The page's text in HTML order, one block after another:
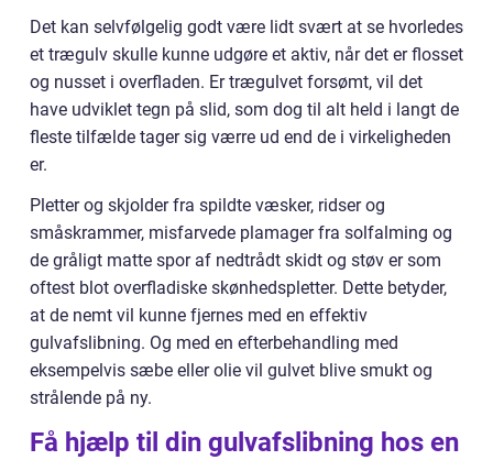
Det kan selvfølgelig godt være lidt svært at se hvorledes
et trægulv skulle kunne udgøre et aktiv, når det er flosset
og nusset i overfladen. Er trægulvet forsømt, vil det
have udviklet tegn på slid, som dog til alt held i langt de
fleste tilfælde tager sig værre ud end de i virkeligheden
er.
Pletter og skjolder fra spildte væsker, ridser og
småskrammer, misfarvede plamager fra solfalming og
de gråligt matte spor af nedtrådt skidt og støv er som
oftest blot overfladiske skønhedspletter. Dette betyder,
at de nemt vil kunne fjernes med en effektiv
gulvafslibning. Og med en efterbehandling med
eksempelvis sæbe eller olie vil gulvet blive smukt og
strålende på ny.
Få hjælp til din gulvafslibning hos en